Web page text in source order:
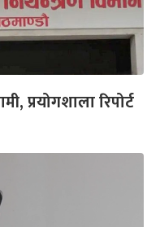
प्रयोगशाला रिपोर्ट